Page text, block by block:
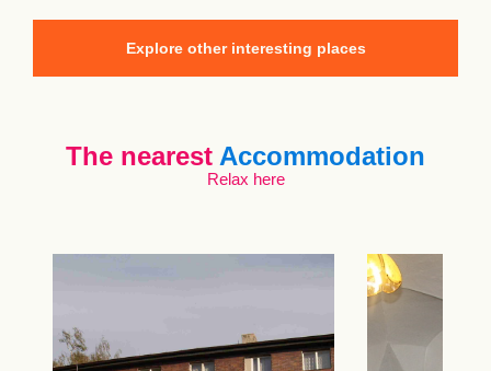
Explore other interesting places
The nearest Accommodation
Relax here